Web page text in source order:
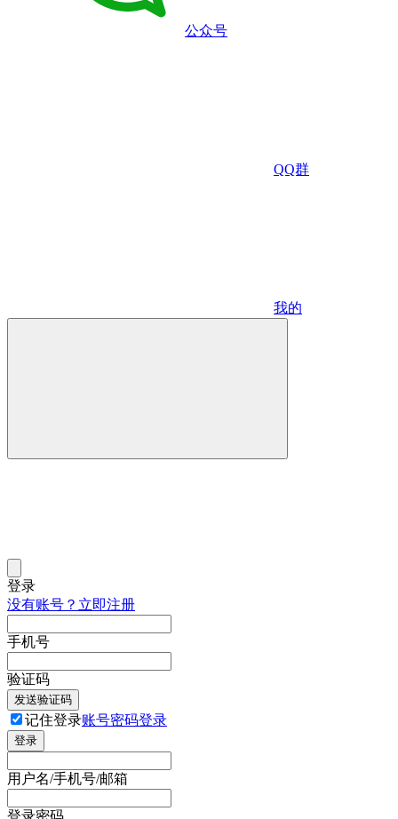
公众号
QQ群
我的
登录
没有账号？立即注册
手机号
验证码
发送验证码
记住登录账号密码登录
登录
用户名/手机号/邮箱